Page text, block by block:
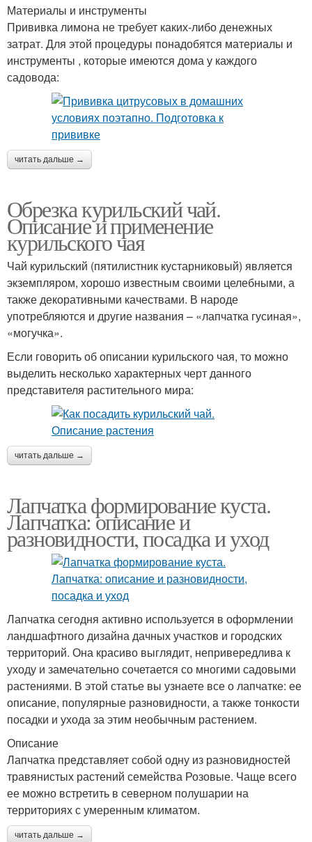
Материалы и инструменты
Прививка лимона не требует каких-либо денежных
затрат. Для этой процедуры понадобятся материалы и
инструменты , которые имеются дома у каждого
садовода:
читать дальше →
Обрезка курильский чай.
Описание и применение
курильского чая
Чай курильский (пятилистник кустарниковый) является
экземпляром, хорошо известным своими целебными, а
также декоративными качествами. В народе
употребляются и другие названия – «лапчатка гусиная»,
«могучка».
Если говорить об описании курильского чая, то можно
выделить несколько характерных черт данного
представителя растительного мира:
читать дальше →
Лапчатка формирование куста.
Лапчатка: описание и
разновидности, посадка и уход
Лапчатка сегодня активно используется в оформлении
ландшафтного дизайна дачных участков и городских
территорий. Она красиво выглядит, непривередлива к
уходу и замечательно сочетается со многими садовыми
растениями. В этой статье вы узнаете все о лапчатке: ее
описание, популярные разновидности, а также тонкости
посадки и ухода за этим необычным растением.
Описание
Лапчатка представляет собой одну из разновидностей
травянистых растений семейства Розовые. Чаще всего
ее можно встретить в северном полушарии на
территориях с умеренным климатом.
читать дальше →